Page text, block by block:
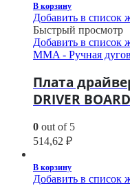
В корзину
Добавить в список
Быстрый просмотр
Добавить в список
MMA - Ручная
Плата
DRIVER
0 out of 5
514,62 ₽
В корзину
Добавить в список